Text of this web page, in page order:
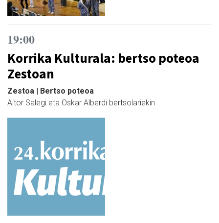
19:00
Korrika Kulturala: bertso poteoa
Zestoan
Zestoa | Bertso poteoa
Aitor Salegi eta Oskar Alberdi bertsolariekin.